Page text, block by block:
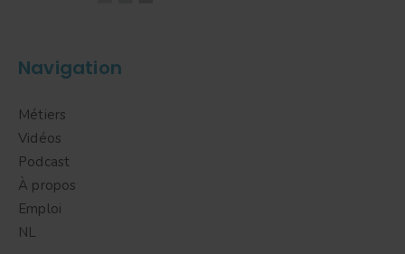
Navigation
Métiers
Vidéos
Podcast
À propos
Emploi
NL